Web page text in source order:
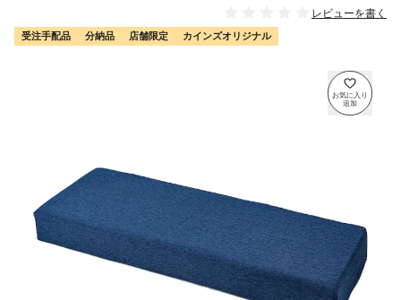
レビューを書く
受注手配品 分納品 店舗限定 カインズオリジナル